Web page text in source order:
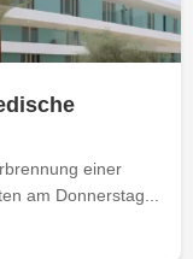
einer
am Donnerstag...